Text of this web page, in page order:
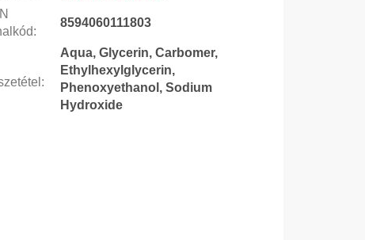
:
8594060111803
:
Aqua, Glycerin, Carbomer,
Ethylhexylglycerin,
Phenoxyethanol, Sodium
Hydroxide